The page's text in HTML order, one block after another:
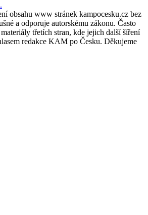
obsahu www stránek kampocesku.cz bez
a odporuje autorskému zákonu. Často
třetích stran, kde jejich další šíření
redakce KAM po Česku. Děkujeme